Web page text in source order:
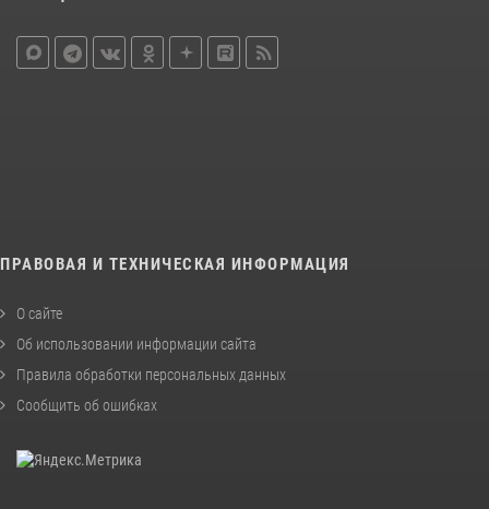
ПРАВОВАЯ И ТЕХНИЧЕСКАЯ ИНФОРМАЦИЯ
О сайте
Об использовании информации сайта
Правила обработки персональных данных
Сообщить об ошибках